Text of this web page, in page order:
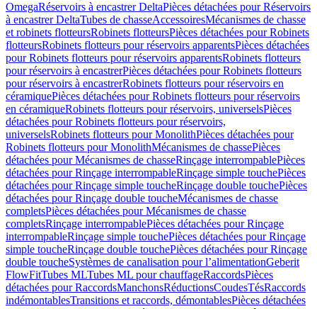
OmegaRéservoirs à encastrer DeltaPièces détachées pour Réservoirs
à encastrer DeltaTubes de chasseAccessoiresMécanismes de chasse
et robinets flotteursRobinets flotteursPièces détachées pour Robinets
flotteursRobinets flotteurs pour réservoirs apparentsPièces détachées
pour Robinets flotteurs pour réservoirs apparentsRobinets flotteurs
pour réservoirs à encastrerPièces détachées pour Robinets flotteurs
pour réservoirs à encastrerRobinets flotteurs pour réservoirs en
céramiquePièces détachées pour Robinets flotteurs pour réservoirs
en céramiqueRobinets flotteurs pour réservoirs, universelsPièces
détachées pour Robinets flotteurs pour réservoirs,
universelsRobinets flotteurs pour MonolithPièces détachées pour
Robinets flotteurs pour MonolithMécanismes de chassePièces
détachées pour Mécanismes de chasseRinçage interrompablePièces
détachées pour Rinçage interrompableRinçage simple touchePièces
détachées pour Rinçage simple toucheRinçage double touchePièces
détachées pour Rinçage double toucheMécanismes de chasse
completsPièces détachées pour Mécanismes de chasse
completsRinçage interrompablePièces détachées pour Rinçage
interrompableRinçage simple touchePièces détachées pour Rinçage
simple toucheRinçage double touchePièces détachées pour Rinçage
double toucheSystèmes de canalisation pour l’alimentationGeberit
FlowFitTubes MLTubes ML pour chauffageRaccordsPièces
détachées pour RaccordsManchonsRéductionsCoudesTésRaccords
indémontablesTransitions et raccords, démontablesPièces détachées